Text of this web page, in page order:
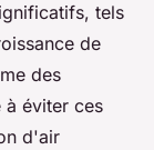
tels
de
des
à éviter ces
d'air